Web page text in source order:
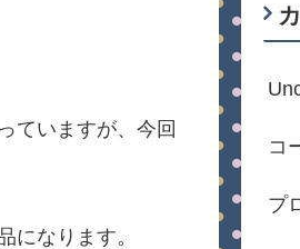
ていますが、今回
になります。
コ
プ